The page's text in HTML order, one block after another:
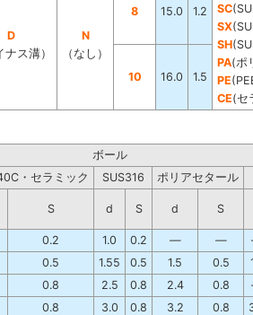
D
ナス溝）
N
（なし）
8 15.0 1.2
SC
SX
SH
PA(ポ
PE
CE(セ
10 16.0 1.5
ボール
・セラミック
SUS316
ポリアセタール
S d S d S
0.2 1.0 0.2 ― ―
0.5 1.55 0.5 1.5 0.5
0.8 2.5 0.8 2.4 0.8
0.8 3.0 0.8 3.2 0.8